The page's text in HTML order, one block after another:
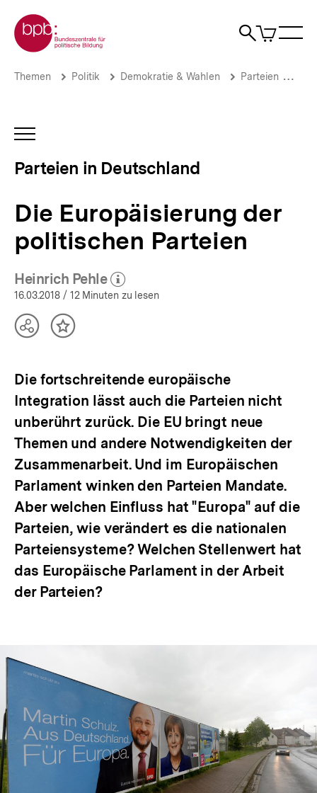
zum
Seiteninhalt
springen
Zur Startseite der bpb
Suche
Artikel
im
Die
Parteien
bpb.de
Brotkrümelnavigation
Pfadnavigation
Themen Politik Demokratie & Wahlen Parteien
INHALTSNAVIGATION
Parteien in Deutschland
Die Europäisierung der
politischen Parteien
Heinrich Pehle
(Mehr zum Autor)
öffnen
16.03.2018 / 12 Minuten zu lesen
TeilenInhalt
Die fortschreitende europäische
Integration lässt auch die Parteien nicht
unberührt zurück. Die EU bringt neue
Themen und andere Notwendigkeiten der
Zusammenarbeit. Und im Europäischen
Parlament winken den Parteien Mandate.
Aber welchen Einfluss hat "Europa" auf die
Parteien, wie verändert es die nationalen
Parteiensysteme? Welchen Stellenwert hat
das Europäische Parlament in der Arbeit
der Parteien?